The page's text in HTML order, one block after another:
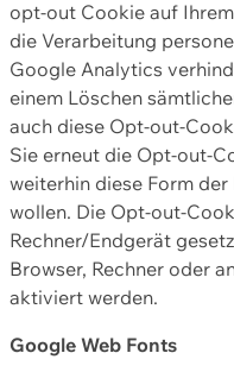
opt-out Cookie auf
die Verarbeitung
Google Analytics
einem Löschen
auch diese Opt-out-
Sie erneut die Opt-out-
weiterhin diese Form
wollen. Die Opt-out-
Rechner/Endgerät
Browser, Rechner oder
aktiviert werden.
Google Web Fonts